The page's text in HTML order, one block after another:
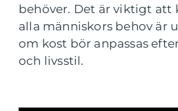
behöver. Det är viktigt att
alla människors behov är
om kost bör anpassas
och livsstil.